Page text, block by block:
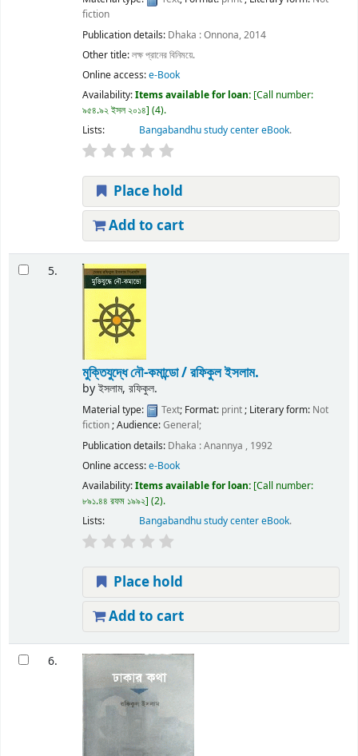
fiction
Publication details: Dhaka :Onnona,2014
Other title:লক্ষ প্রানের বিনিময়ে.
Online access:e-Book
Availability:Items available for loan: Call number:
৯৫৪.৯২ ইসল ২০১৪ (4).
Lists:
Bangabandhu study center eBook.
Place hold
Add to cart
5.
মুক্তিযুদ্ধে নৌ-কমান্ডো /রফিকুল ইসলাম.
byইসলাম, রফিকুল.
Material type: Text; Format: print; Literary form: Not
fiction; Audience:General;
Publication details: Dhaka :Anannya , 1992
Online access:e-Book
Availability:Items available for loan: Call number:
৮৯১.৪৪ রফম ১৯৯২ (2).
Lists:
Bangabandhu study center eBook.
Place hold
Add to cart
6.